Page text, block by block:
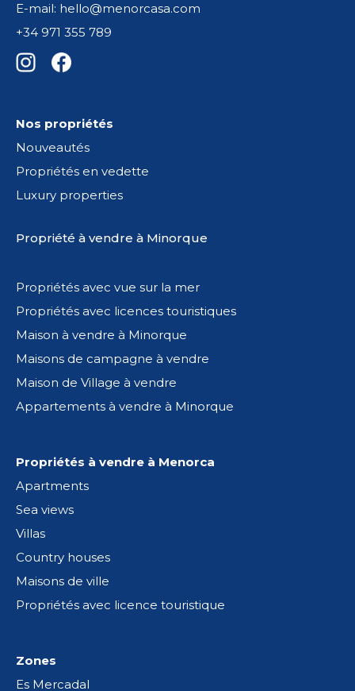
E-mail: hello@menorcasa.com
+34 971 355 789
Nos propriétés
Nouveautés
Propriétés en vedette
Luxury properties
Propriété à vendre à Minorque
Propriétés avec vue sur la mer
Propriétés avec licences touristiques
Maison à vendre à Minorque
Maisons de campagne à vendre
Maison de Village à vendre
Appartements à vendre à Minorque
Propriétés à vendre à Menorca
Apartments
Sea views
Villas
Country houses
Maisons de ville
Propriétés avec licence touristique
Zones
Es Mercadal